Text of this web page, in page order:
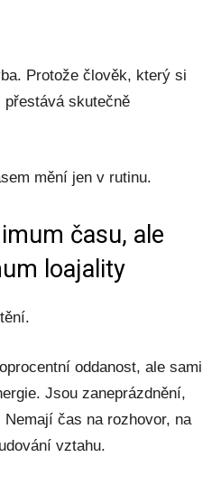
Protože člověk, který si
skutečně
mění jen v rutinu.
času, ale
loajality
oddanost, ale sami
Jsou zaneprázdnění,
čas na rozhovor, na
vztahu.